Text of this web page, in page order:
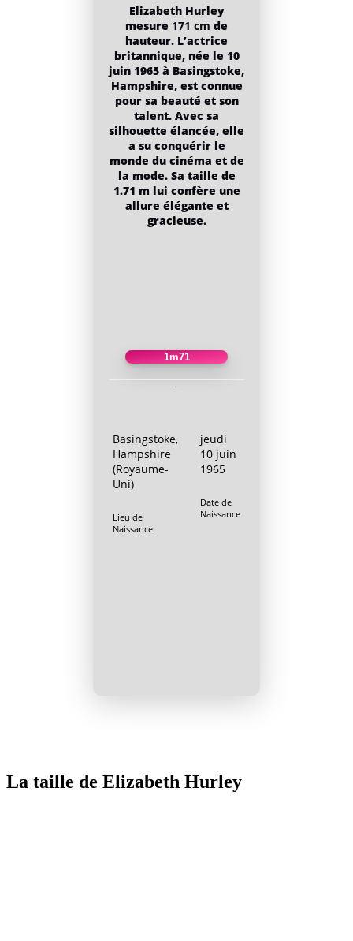
Elizabeth Hurley
mesure 171 cm de
hauteur. L’actrice
britannique, née le 10
juin 1965 à Basingstoke,
Hampshire, est connue
pour sa beauté et son
talent. Avec sa
silhouette élancée, elle
a su conquérir le
monde du cinéma et de
la mode. Sa taille de
1.71 m lui confère une
allure élégante et
gracieuse.
1m71
Basingstoke,
Hampshire
(Royaume-
Uni)
Lieu de
Naissance
jeudi
10 juin
1965
Date de
Naissance
La taille de Elizabeth Hurley